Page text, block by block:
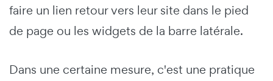
faire un lien retour vers leur site dans le pied
de page ou les widgets de la barre latérale.
Dans une certaine mesure, c'est une pratique